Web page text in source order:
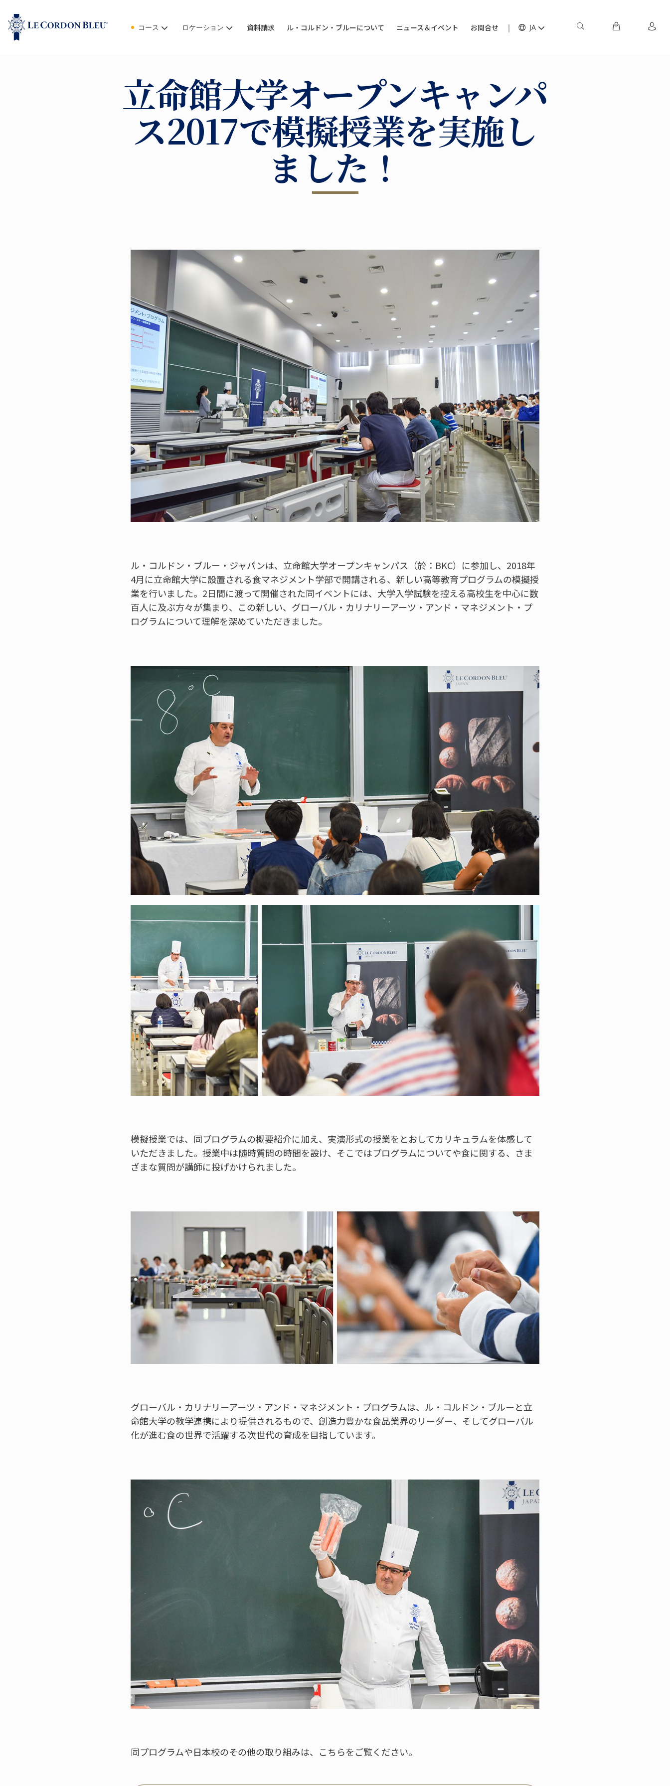
コース ロケーション 資料請求 ル・コルドン・ブルーについて ニュース＆イベント お問合せ JA
立命館大学オープンキャンパ
ス2017で模擬授業を実施し
ました！
ル・コルドン・ブルー・ジャパンは、立命館大学オープンキャンパス（於：BKC）に参加し、2018年
4月に立命館大学に設置される食マネジメント学部で開講される、新しい高等教育プログラムの模擬授
業を行いました。2日間に渡って開催された同イベントには、大学入学試験を控える高校生を中心に数
百人に及ぶ方々が集まり、この新しい、グローバル・カリナリーアーツ・アンド・マネジメント・プ
ログラムについて理解を深めていただきました。
模擬授業では、同プログラムの概要紹介に加え、実演形式の授業をとおしてカリキュラムを体感して
いただきました。授業中は随時質問の時間を設け、そこではプログラムについてや食に関する、さま
ざまな質問が講師に投げかけられました。
グローバル・カリナリーアーツ・アンド・マネジメント・プログラムは、ル・コルドン・ブルーと立
命館大学の教学連携により提供されるもので、創造力豊かな食品業界のリーダー、そしてグローバル
化が進む食の世界で活躍する次世代の育成を目指しています。
同プログラムや日本校のその他の取り組みは、こちらをご覧ください。